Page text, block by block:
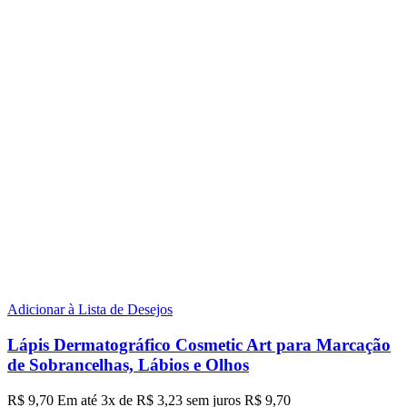
Adicionar à Lista de Desejos
Lápis Dermatográfico Cosmetic Art para Marcação
de Sobrancelhas, Lábios e Olhos
R$ 9,70 Em até 3x de R$ 3,23 sem juros R$ 9,70